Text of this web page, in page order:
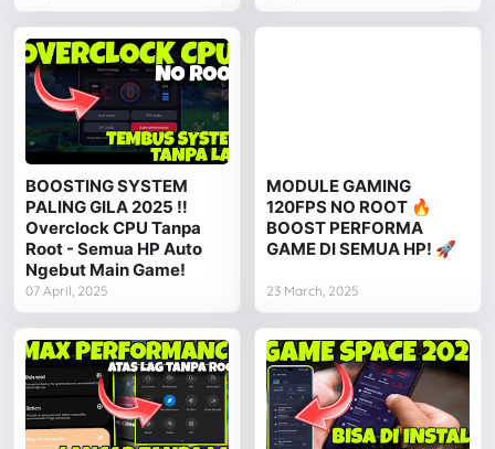
BOOSTING SYSTEM
PALING GILA 2025 ‼️
Overclock CPU Tanpa
Root - Semua HP Auto
Ngebut Main Game!
07 April, 2025
MODULE GAMING
120FPS NO ROOT 🔥
BOOST PERFORMA
GAME DI SEMUA HP! 🚀
23 March, 2025